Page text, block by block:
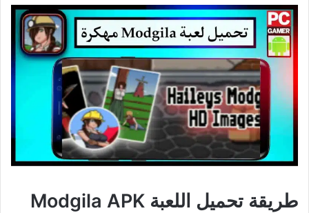
طريقة تحميل اللعبة Modgila APK